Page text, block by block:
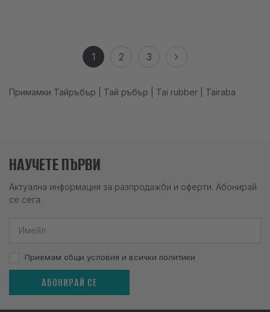
1 2 3
Примамки Тайръбър | Тай ръбър | Tai rubber | Tairaba
НАУЧЕТЕ ПЪРВИ
Актуална информация за разпродажби и оферти. Абонирай
се сега.
Приемам общи условия и всички политики
АБОНИРАЙ СЕ